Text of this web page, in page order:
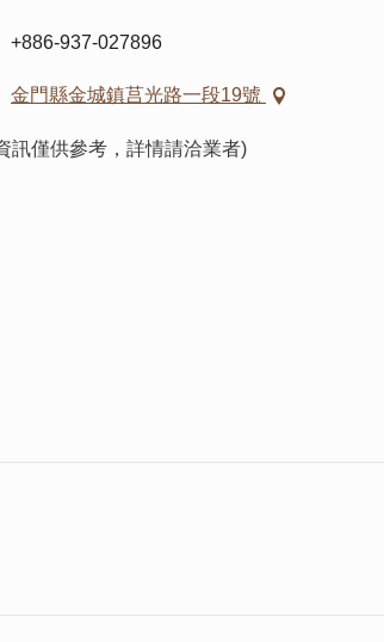
+886-937-027896
金門縣金城鎮莒光路一段19號
訊僅供參考，詳情請洽業者)